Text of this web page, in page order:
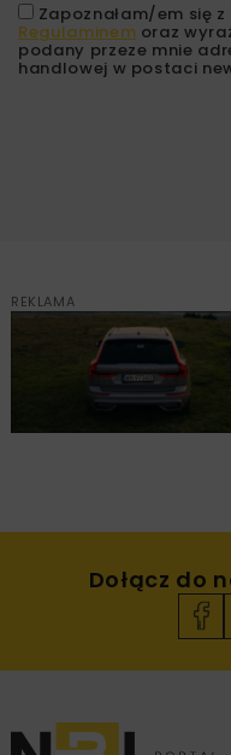
Zapoznałam/em się z
Regulaminem oraz
podany przeze mnie
handlowej w postaci
REKLAMA
Dołącz do